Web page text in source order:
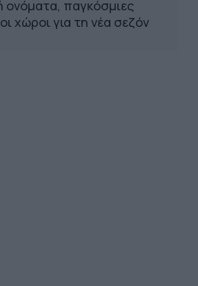
ονόματα, παγκόσμιες
χώροι για τη νέα σεζόν